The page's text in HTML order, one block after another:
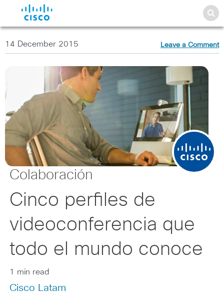
14 December 2015 Leave a Comment
Colaboración
Cinco perfiles de
videoconferencia que
todo el mundo conoce
1 min read
Cisco Latam